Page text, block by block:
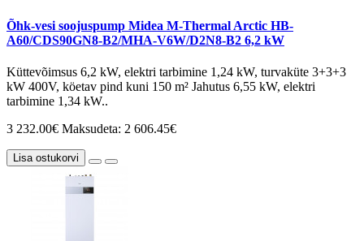
Õhk-vesi soojuspump Midea M-Thermal Arctic HB-
A60/CDS90GN8-B2/MHA-V6W/D2N8-B2 6,2 kW
Küttevõimsus 6,2 kW, elektri tarbimine 1,24 kW, turvaküte 3+3+3
kW 400V, köetav pind kuni 150 m² Jahutus 6,55 kW, elektri
tarbimine 1,34 kW..
3 232.00€ Maksudeta: 2 606.45€
Lisa ostukorvi